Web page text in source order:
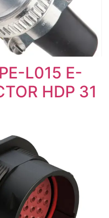
L015 E-
HDP 31